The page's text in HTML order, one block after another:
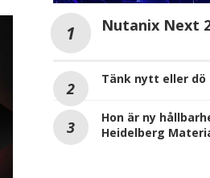
Nutanix Next
Tänk nytt eller dö
Hon är ny
Heidelberg